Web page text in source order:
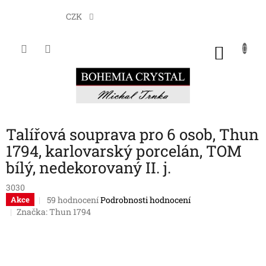
CZK
Talířová souprava pro 6 osob, Thun
1794, karlovarský porcelán, TOM
bílý, nedekorovaný II. j.
3030
Akce
Průměrné
hodnocení
59 hodnoceníPodrobnosti hodnocení
Značka:Thun 1794